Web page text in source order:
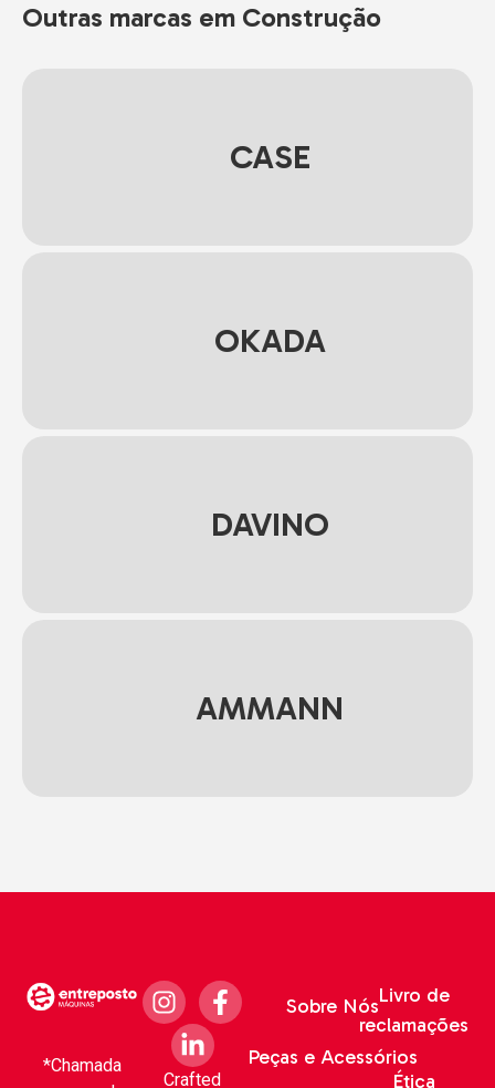
Outras marcas em Construção
CASE
OKADA
DAVINO
AMMANN
*Chamada
Sobre Nós
Peças e Acessórios
Livro de
reclamações
Ética
Crafted